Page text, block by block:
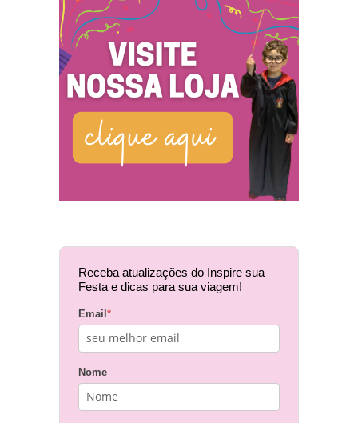
Receba atualizações do Inspire sua
Festa e dicas para sua viagem!
Email *
Nome